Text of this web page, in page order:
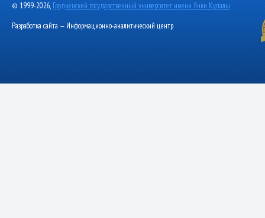
© 1999-2026, Гродненский государственный университет имени Янки Купалы
Разработка сайта — Информационно-аналитический центр